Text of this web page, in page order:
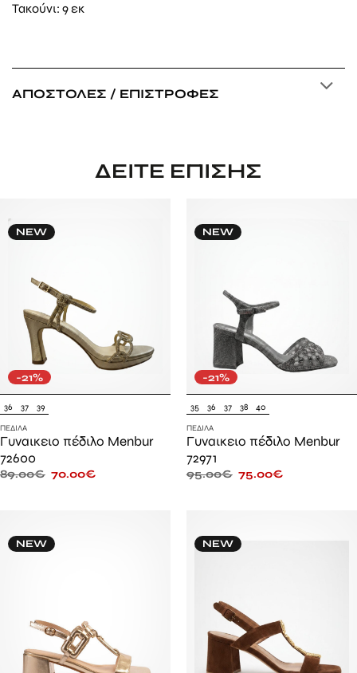
Τακούνι: 9 εκ
ΑΠΟΣΤΟΛΈΣ / ΕΠΙΣΤΡΟΦΈΣ
ΔΕΊΤΕ ΕΠΊΣΗΣ
NEW
-21%
36 37 39
ΠΈΔΙΛΑ
Γυναικειο πέδιλο Menbur
72600
89.00€ 70.00€
NEW
-21%
35 36 37 38 40
ΠΈΔΙΛΑ
Γυναικειο πέδιλο Menbur
72971
95.00€ 75.00€
NEW NEW